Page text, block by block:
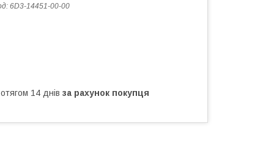
6D3-14451-00-00
14 днів за рахунок покупця